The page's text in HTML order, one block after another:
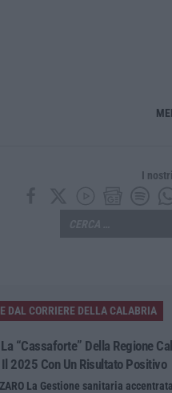
«I servizi di emergenza
I
DAL CORRIERE DELLA CALABRIA
“cassaforte” Della Regione
2025 Con Un Risultato Positivo
La Gestione sanitaria